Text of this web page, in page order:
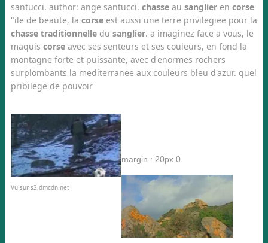
santucci. author: ange santucci. chasseau sanglieren corse
"ile de beaute, la corseest aussi une terre privilegiee pour la
chasse traditionnelledu sanglier. a imaginez face a vous, le
maquis corseavec ses senteurs et ses couleurs, en fond la
montagne forte et puissante, avec d'enormes rochers
surplombants la mediterranee aux couleurs bleu d'azur. quel
pribilege de pouvoir
Vu sur s2.dmcdn.net
margin : 20px 0